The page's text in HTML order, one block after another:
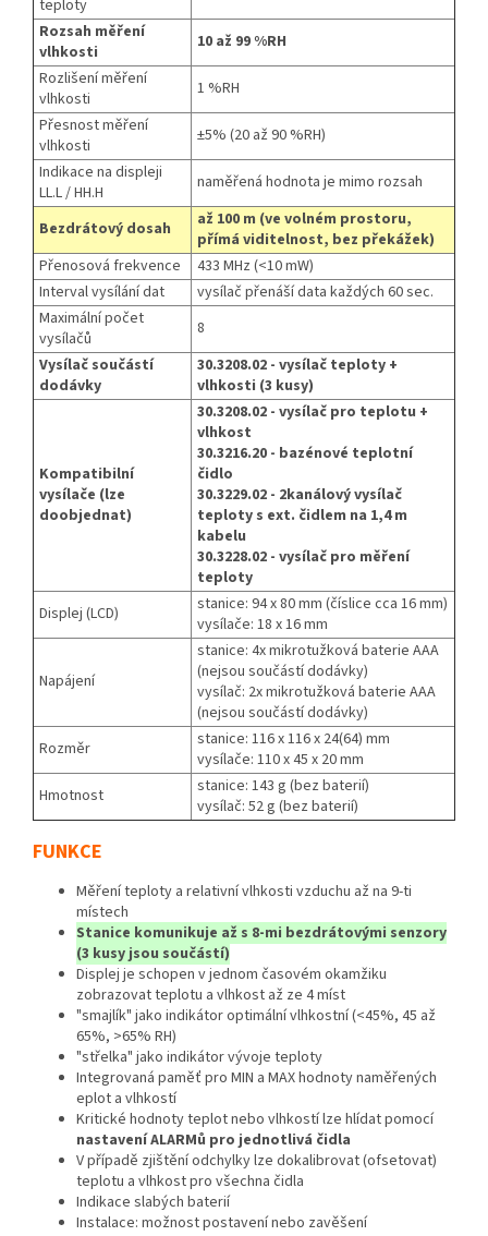
teploty
Rozsah měření
vlhkosti
10 až 99 %RH
Rozlišení měření
vlhkosti
1 %RH
Přesnost měření
vlhkosti
±5% (20 až 90 %RH)
Indikace na displeji
LL.L / HH.H
naměřená hodnota je mimo rozsah
Bezdrátový dosah
až 100 m (ve volném prostoru,
přímá viditelnost, bez překážek)
Přenosová frekvence
433 MHz (<10 mW)
Interval vysílání dat
vysílač přenáší data každých 60 sec.
Maximální počet
vysílačů
8
Vysílač součástí
dodávky
30.3208.02 - vysílač teploty +
vlhkosti (3 kusy)
Kompatibilní
vysílače (lze
doobjednat)
30.3208.02 - vysílač pro teplotu +
vlhkost
30.3216.20 - bazénové teplotní
čidlo
30.3229.02 - 2kanálový vysílač
teploty s ext. čidlem na 1,4 m
kabelu
30.3228.02 - vysílač pro měření
teploty
Displej (LCD)
stanice: 94 x 80 mm (číslice cca 16 mm)
vysílače: 18 x 16 mm
Napájení
stanice: 4x mikrotužková baterie AAA
(nejsou součástí dodávky)
vysílač: 2x mikrotužková baterie AAA
(nejsou součástí dodávky)
Rozměr
stanice: 116 x 116 x 24(64) mm
vysílače: 110 x 45 x 20 mm
Hmotnost
stanice: 143 g (bez baterií)
vysílač: 52 g (bez baterií)
FUNKCE
Měření teploty a relativní vlhkosti vzduchu až na 9-ti
místech
Stanice komunikuje až s 8-mi bezdrátovými senzory
(3 kusy jsou součástí)
Displej je schopen v jednom časovém okamžiku
zobrazovat teplotu a vlhkost až ze 4 míst
"smajlík" jako indikátor optimální vlhkostní (<45%, 45 až
65%, >65% RH)
"střelka" jako indikátor vývoje teploty
Integrovaná paměť pro MIN a MAX hodnoty naměřených
eplot a vlhkostí
Kritické hodnoty teplot nebo vlhkostí lze hlídat pomocí
nastavení ALARMů pro jednotlivá čidla
V případě zjištění odchylky lze dokalibrovat (ofsetovat)
teplotu a vlhkost pro všechna čidla
Indikace slabých baterií
Instalace: možnost postavení nebo zavěšení